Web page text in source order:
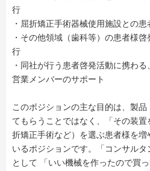
行
・屈折矯正手術器械使用施設との
・その他領域（歯科等）の患者様
行
・同社が行う患者啓発活動に携わる
営業メンバーのサポート
このポジションの主な目的は、製
てもらうことではなく、「その装
折矯正手術など）を選ぶ患者様を
いるポジションです。「コンサルタ
として 「いい機械を作ったので買